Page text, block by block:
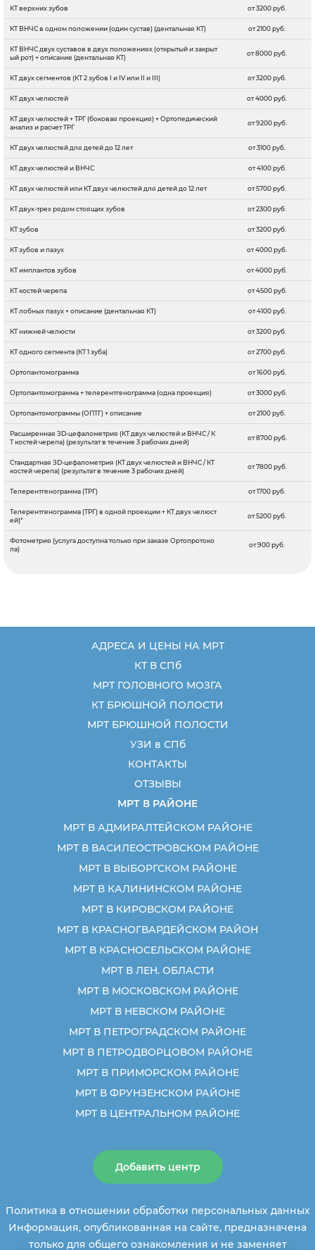
КТ верхних зубов от 3200 руб.
КТ ВНЧС в одном положении (один сустав) (дентальная КТ) от 2100 руб.
КТ ВНЧС двух суставов в двух положениях (открытый и закрыт
ый рот) + описание (дентальная КТ)
от 8000 руб.
КТ двух сегментов (КТ 2 зубов I и IV или II и III) от 3200 руб.
КТ двух челюстей от 4000 руб.
КТ двух челюстей + ТРГ (боковая проекция) + Ортопедический
анализ и расчет ТРГ
от 9200 руб.
КТ двух челюстей для детей до 12 лет от 3100 руб.
КТ двух челюстей и ВНЧС от 4100 руб.
КТ двух челюстей или КТ двух челюстей для детей до 12 лет от 5700 руб.
КТ двух-трех рядом стоящих зубов от 2300 руб.
КТ зубов от 3200 руб.
КТ зубов и пазух от 4000 руб.
КТ имплантов зубов от 4000 руб.
КТ костей черепа от 4500 руб.
КТ лобных пазух + описание (дентальная КТ) от 4100 руб.
КТ нижней челюсти от 3200 руб.
КТ одного сегмента (КТ 1 зуба) от 2700 руб.
Ортопантомограмма от 1600 руб.
Ортопантомограмма + телерентгенограмма (одна проекция) от 3000 руб.
Ортопантомограммы (ОПТГ) + описание от 2100 руб.
Расширенная ЗD-цефалометрия (КТ двух челюстей и ВНЧС / К
Т костей черепа) (результат в течение 3 рабочих дней)
от 8700 руб.
Стандартная ЗD-цефалометрия (КТ двух челюстей и ВНЧС / КТ
костей черепа) (результат в течение 3 рабочих дней)
от 7800 руб.
Телерентгенограмма (ТРГ) от 1700 руб.
Телерентгенограмма (ТРГ) в одной проекции + КТ двух челюст
ей)*
от 5200 руб.
Фотометрия (услуга доступна только при заказе Ортопротоко
ла)
от 900 руб.
АДРЕСА И ЦЕНЫ НА МРТ
КТ В СПб
МРТ ГОЛОВНОГО МОЗГА
КТ БРЮШНОЙ ПОЛОСТИ
МРТ БРЮШНОЙ ПОЛОСТИ
УЗИ в СПб
КОНТАКТЫ
ОТЗЫВЫ
МРТ В РАЙОНЕ
МРТ В АДМИРАЛТЕЙСКОМ РАЙОНЕ
МРТ В ВАСИЛЕОСТРОВСКОМ РАЙОНЕ
МРТ В ВЫБОРГСКОМ РАЙОНЕ
МРТ В КАЛИНИНСКОМ РАЙОНЕ
МРТ В КИРОВСКОМ РАЙОНЕ
МРТ В КРАСНОГВАРДЕЙСКОМ РАЙОН
МРТ В КРАСНОСЕЛЬСКОМ РАЙОНЕ
МРТ В ЛЕН. ОБЛАСТИ
МРТ В МОСКОВСКОМ РАЙОНЕ
МРТ В НЕВСКОМ РАЙОНЕ
МРТ В ПЕТРОГРАДСКОМ РАЙОНЕ
МРТ В ПЕТРОДВОРЦОВОМ РАЙОНЕ
МРТ В ПРИМОРСКОМ РАЙОНЕ
МРТ В ФРУНЗЕНСКОМ РАЙОНЕ
МРТ В ЦЕНТРАЛЬНОМ РАЙОНЕ
Добавить центр
Политика в отношении обработки персональных данных
Информация, опубликованная на сайте, предназначена
только для общего ознакомления и не заменяет